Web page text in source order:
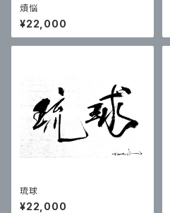
煩悩
¥22,000
琉球
¥22,000